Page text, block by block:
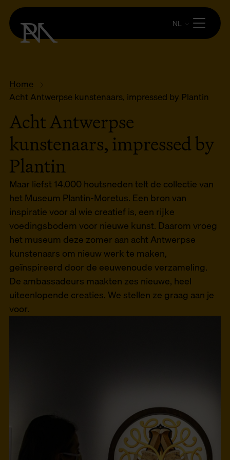
NL
Home
Acht Antwerpse kunstenaars, impressed by Plantin
Acht Antwerpse
kunstenaars, impressed by
Plantin
Maar liefst 14.000 houtsneden telt de collectie van
het Museum Plantin-Moretus. Een bron van
inspiratie voor al wie creatief is, een rijke
voedingsbodem voor nieuwe kunst. Daarom vroeg
het museum deze zomer aan acht Antwerpse
kunstenaars om nieuw werk te maken,
geïnspireerd door de eeuwenoude verzameling.
De ambassadeurs maakten zes nieuwe, heel
uiteenlopende creaties. We stellen ze graag aan je
voor.